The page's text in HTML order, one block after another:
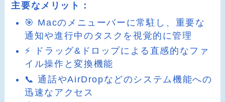
主要なメリット：
🎯 Macのメニューバーに常駐し、重要な
通知や進行中のタスクを視覚的に管理
⚡ ドラッグ&ドロップによる直感的なファ
イル操作と変換機能
📞 通話やAirDropなどのシステム機能への
迅速なアクセス